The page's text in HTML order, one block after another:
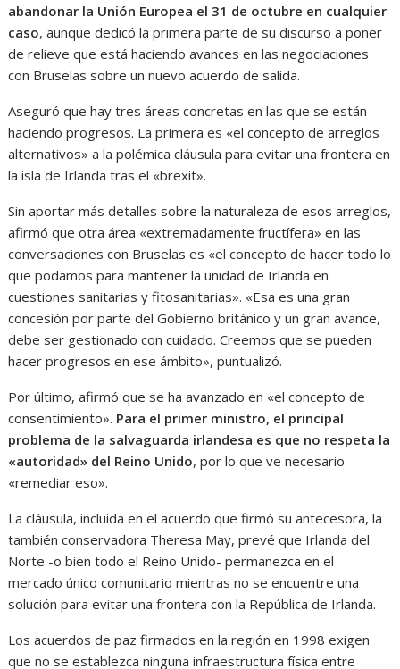
abandonar la Unión Europea el 31 de octubre en cualquier
caso, aunque dedicó la primera parte de su discurso a poner
de relieve que está haciendo avances en las negociaciones
con Bruselas sobre un nuevo acuerdo de salida.
Aseguró que hay tres áreas concretas en las que se están
haciendo progresos. La primera es «el concepto de arreglos
alternativos» a la polémica cláusula para evitar una frontera en
la isla de Irlanda tras el «brexit».
Sin aportar más detalles sobre la naturaleza de esos arreglos,
afirmó que otra área «extremadamente fructífera» en las
conversaciones con Bruselas es «el concepto de hacer todo lo
que podamos para mantener la unidad de Irlanda en
cuestiones sanitarias y fitosanitarias». «Esa es una gran
concesión por parte del Gobierno británico y un gran avance,
debe ser gestionado con cuidado. Creemos que se pueden
hacer progresos en ese ámbito», puntualizó.
Por último, afirmó que se ha avanzado en «el concepto de
consentimiento». Para el primer ministro, el principal
problema de la salvaguarda irlandesa es que no respeta la
«autoridad» del Reino Unido, por lo que ve necesario
«remediar eso».
La cláusula, incluida en el acuerdo que firmó su antecesora, la
también conservadora Theresa May, prevé que Irlanda del
Norte -o bien todo el Reino Unido- permanezca en el
mercado único comunitario mientras no se encuentre una
solución para evitar una frontera con la República de Irlanda.
Los acuerdos de paz firmados en la región en 1998 exigen
que no se establezca ninguna infraestructura física entre